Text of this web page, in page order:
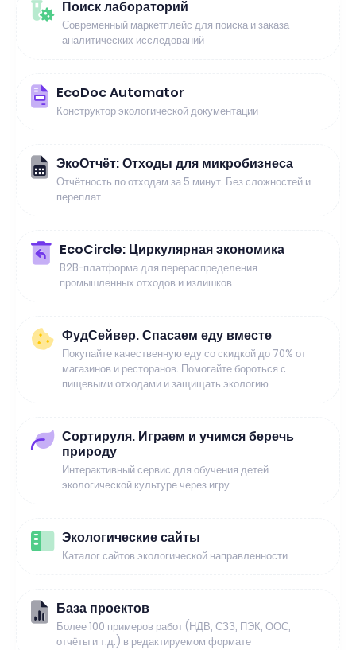
Поиск лабораторий
Современный маркетплейс для поиска и заказа
аналитических исследований
EcoDoc Automator
Конструктор экологической документации
ЭкоОтчёт: Отходы для микробизнеса
Отчётность по отходам за 5 минут. Без сложностей и
переплат
EcoCircle: Циркулярная экономика
B2B-платформа для перераспределения
промышленных отходов и излишков
ФудСейвер. Спасаем еду вместе
Покупайте качественную еду со скидкой до 70% от
магазинов и ресторанов. Помогайте бороться с
пищевыми отходами и защищать экологию
Сортируля. Играем и учимся беречь
природу
Интерактивный сервис для обучения детей
экологической культуре через игру
Экологические сайты
Каталог сайтов экологической направленности
База проектов
Более 100 примеров работ (НДВ, СЗЗ, ПЭК, ООС,
отчёты и т.д.) в редактируемом формате